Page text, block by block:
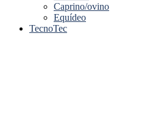
Caprino/ovino
Equídeo
TecnoTec